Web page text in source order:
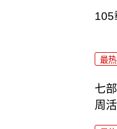
105
最热
七
周